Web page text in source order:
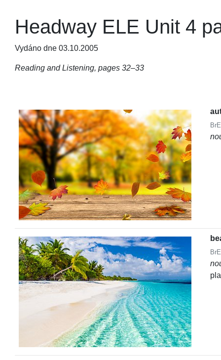
Headway ELE Unit 4
Vydáno dne 03.10.2005
Reading and Listening, pages 32–33
BrE
BrE